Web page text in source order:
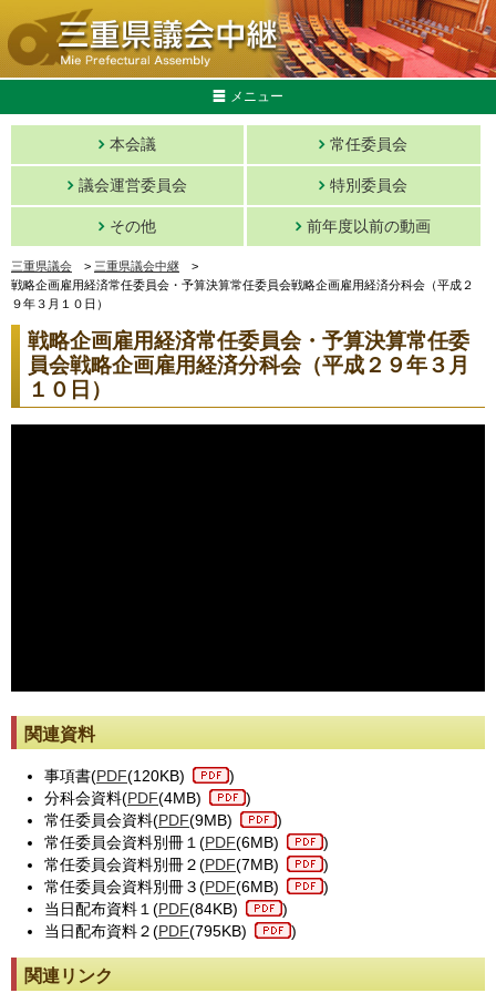
メニュー
本会議 常任委員会
議会運営委員会 特別委員会
その他 前年度以前の動画
三重県議会 > 三重県議会中継 >
戦略企画雇用経済常任委員会・予算決算常任委員会戦略企画雇用経済分科会（平成２
９年３月１０日）
戦略企画雇用経済常任委員会・予算決算常任委
員会戦略企画雇用経済分科会（平成２９年３月
１０日）
関連資料
事項書(PDF(120KB)
)
分科会資料(PDF(4MB)
)
常任委員会資料(PDF(9MB)
)
常任委員会資料別冊１(PDF(6MB)
)
常任委員会資料別冊２(PDF(7MB)
)
常任委員会資料別冊３(PDF(6MB)
)
当日配布資料１(PDF(84KB)
)
当日配布資料２(PDF(795KB) )
関連リンク